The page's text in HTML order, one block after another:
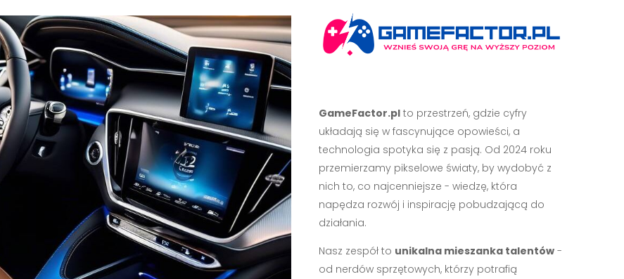
GameFactor.plto przestrzeń, gdzie cyfry
układają się w fascynujące opowieści, a
technologia spotyka się z pasją. Od 2024 roku
przemierzamy pikselowe światy, by wydobyć z
nich to, co najcenniejsze - wiedzę, która
napędza rozwój i inspirację pobudzającą do
działania.
Nasz zespół to unikalna mieszanka talentów-
od nerdów sprzętowych, którzy potrafią